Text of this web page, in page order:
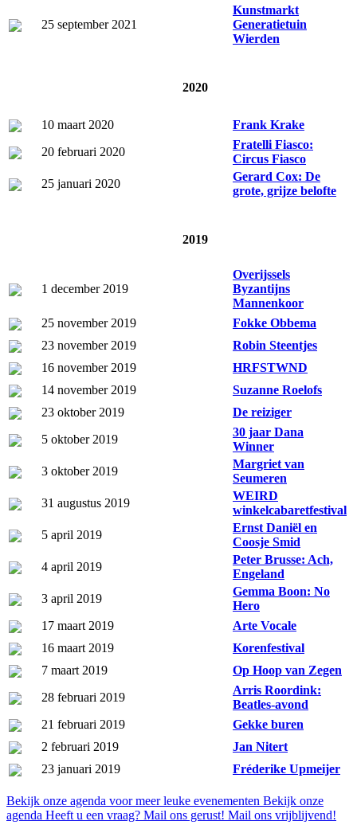
25 september 2021
Kunstmarkt
Generatietuin
Wierden
2020
10 maart 2020
Frank Krake
20 februari 2020
Fratelli Fiasco:
Circus Fiasco
25 januari 2020
Gerard Cox: De
grote, grijze belofte
2019
1 december 2019
Overijssels
Byzantijns
Mannenkoor
25 november 2019
Fokke Obbema
23 november 2019
Robin Steentjes
16 november 2019
HRFSTWND
14 november 2019
Suzanne Roelofs
23 oktober 2019
De reiziger
5 oktober 2019
30 jaar Dana
Winner
3 oktober 2019
Margriet van
Seumeren
31 augustus 2019
WEIRD
winkelcabaretfestival
5 april 2019
Ernst Daniël en
Coosje Smid
4 april 2019
Peter Brusse: Ach,
Engeland
3 april 2019
Gemma Boon: No
Hero
17 maart 2019
Arte Vocale
16 maart 2019
Korenfestival
7 maart 2019
Op Hoop van Zegen
28 februari 2019
Arris Roordink:
Beatles-avond
21 februari 2019
Gekke buren
2 februari 2019
Jan Nitert
23 januari 2019
Fréderike Upmeijer
Bekijk onze agenda voor meer leuke evenementen Bekijk onze
agenda Heeft u een vraag? Mail ons gerust! Mail ons vrijblijvend!